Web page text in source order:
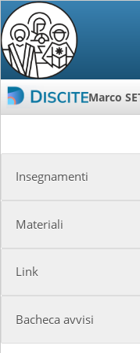
Marco
Insegnamenti
Materiali
Link
Bacheca avvisi